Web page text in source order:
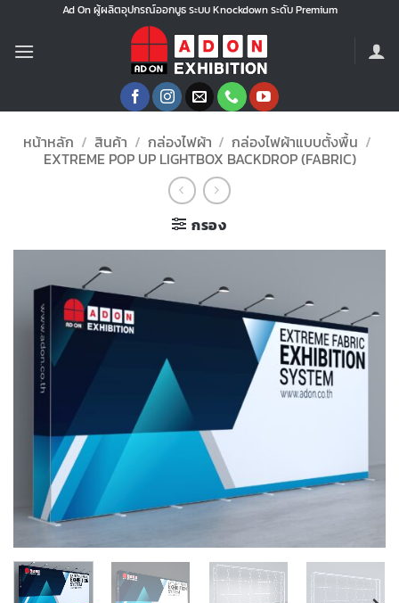
ยัง
Ad On ผู้ผลิตอุปกรณ์ออกบูธ ระบบ Knockdown ระดับ Premium
หน้าหลัก / สินค้า / กล่องไฟผ้า / กล่องไฟผ้าแบบตั้งพื้น /
EXTREME POP UP LIGHTBOX BACKDROP (FABRIC)
กรอง